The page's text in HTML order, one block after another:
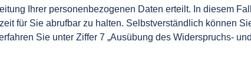
Ihrer personenbezogenen Daten erteilt. In diesem
für Sie abrufbar zu halten. Selbstverständlich können
Sie unter Ziffer 7 „Ausübung des Widerspruchs-